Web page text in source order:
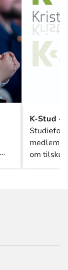
K-Stud -
om
for